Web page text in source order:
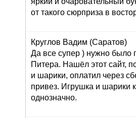
от такого сюрприза в
Круглов Вадим (Саратов)
Да все супер ) нужно было
Питера. Нашёл этот сайт,
и шарики, оплатил через
привез. Игрушка и шарики
однозначно.